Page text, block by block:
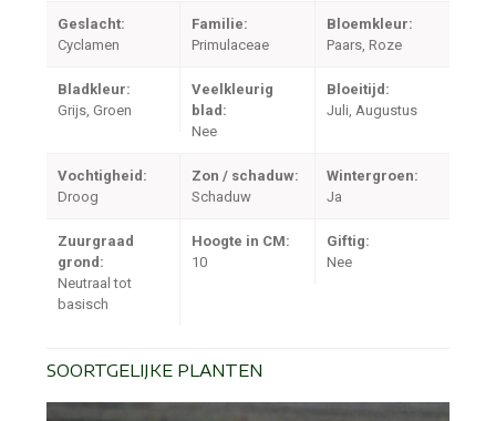
Geslacht:
Cyclamen
Familie:
Primulaceae
Bloemkleur:
Paars, Roze
Bladkleur:
Grijs, Groen
Veelkleurig
blad:
Nee
Bloeitijd:
Juli, Augustus
Vochtigheid:
Droog
Zon / schaduw:
Schaduw
Wintergroen:
Ja
Zuurgraad
grond:
Neutraal tot
basisch
Hoogte in CM:
10
Giftig:
Nee
SOORTGELIJKE PLANTEN